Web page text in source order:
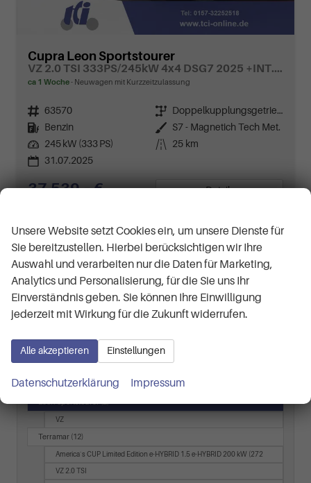
Cupra Leon Sportstourer
VZ 2.0 TSI 333PS/245kW 4x4 DSG7 2025 +INT. DRIVE+MATRIX+AHK+Erweiterte Garantie.
ca 1 Woche Neuwagen mit Kurzzeitzulassung
Fahrzeugnr. 63570 Getriebe
Doppelkupplungsgetriebe (DSG)
Kraftstoff
Benzin Außenfarbe
S7 - Magnetich Tech Met.
Leistung 245 kW (333 PS) Kilometerstand
25 km
31.07.2025
37.539,– € Details
CO2 -Klasse:G
CO2-Emissionen:189,00 g/km
Fahrzeugnr.
Audi
BMW
Leon Sportstourer(2)
VZ
Terramar (12)
America`s CUP Limited Edition e-HYBRID 1.5 e-HYBRID 200 kW (272
VZ 2.0 TSI
Unsere Website setzt Cookies ein, um unsere Dienste für
Sie bereitzustellen. Hierbei berücksichtigen wir Ihre
Auswahl und verarbeiten nur die Daten für Marketing,
Analytics und Personalisierung, für die Sie uns Ihr
Einverständnis geben. Sie können Ihre Einwilligung
jederzeit mit Wirkung für die Zukunft widerrufen.
Alle akzeptieren Einstellungen
Datenschutzerklärung Impressum